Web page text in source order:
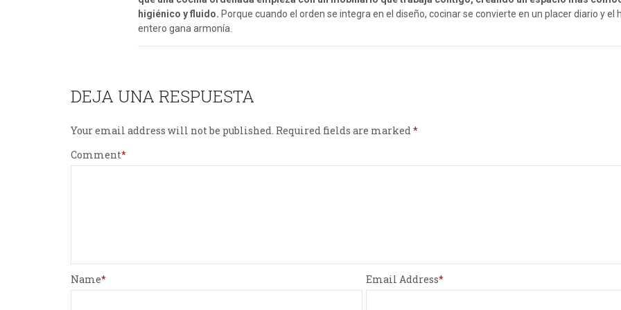
higiénico y fluido. Porque cuando el orden se integra en el diseño, cocinar se convierte en un placer diario y el
entero gana armonía.
DEJA UNA RESPUESTA
Your email address will not be published. Required fields are marked
Comment
Name Email Address